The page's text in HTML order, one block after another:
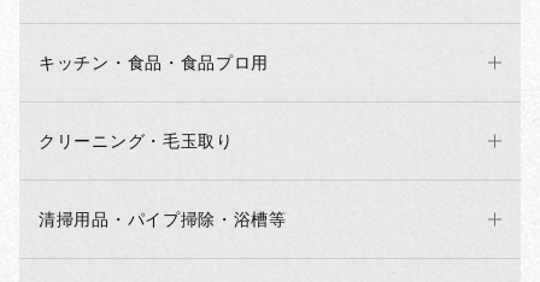
キッチン・食品・食品プロ用
クリーニング・毛玉取り
清掃用品・パイプ掃除・浴槽等